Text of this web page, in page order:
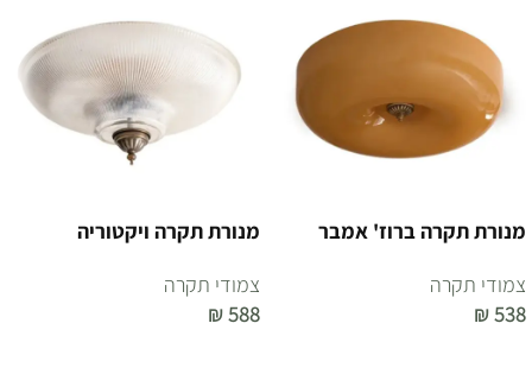
מנורת תקרה ברוז' אמבר
צמודי תקרה
₪538
מנורת תקרה ויקטוריה
צמודי תקרה
₪588